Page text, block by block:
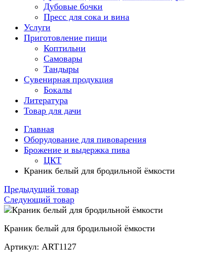
Дубовые бочки
Пресс для сока и вина
Услуги
Приготовление пищи
Коптильни
Самовары
Тандыры
Сувенирная продукция
Бокалы
Литература
Товар для дачи
Главная
Оборудование для пивоварения
Брожение и выдержка пива
ЦКТ
Краник белый для бродильной ёмкости
Предыдущий товар
Следующий товар
Краник белый для бродильной ёмкости
Артикул: ART1127